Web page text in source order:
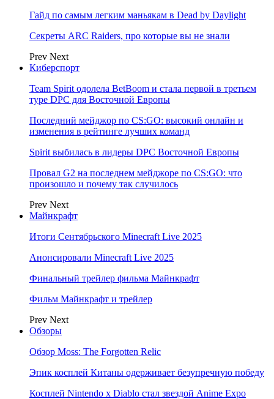
Гайд по самым легким маньякам в Dead by Daylight
Секреты ARC Raiders, про которые вы не знали
Prev Next
Киберспорт
Team Spirit одолела BetBoom и стала первой в третьем
туре DPC для Восточной Европы
Последний мейджор по CS:GO: высокий онлайн и
изменения в рейтинге лучших команд
Spirit выбилась в лидеры DPC Восточной Европы
Провал G2 на последнем мейджоре по CS:GO: что
произошло и почему так случилось
Prev Next
Майнкрафт
Итоги Сентябрьского Minecraft Live 2025
Анонсировали Minecraft Live 2025
Финальный трейлер фильма Майнкрафт
Фильм Майнкрафт и трейлер
Prev Next
Обзоры
Обзор Moss: The Forgotten Relic
Эпик косплей Китаны одерживает безупречную победу
Косплей Nintendo x Diablo стал звездой Anime Expo